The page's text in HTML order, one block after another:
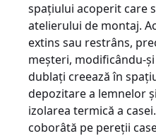
spaţiului acoperit care
atelierului de montaj.
extins sau restrâns,
meşteri, modificându-
dublaţi creează în
de­pozitare a lemnelor
izolarea termică a
coborâtă pe pereţii